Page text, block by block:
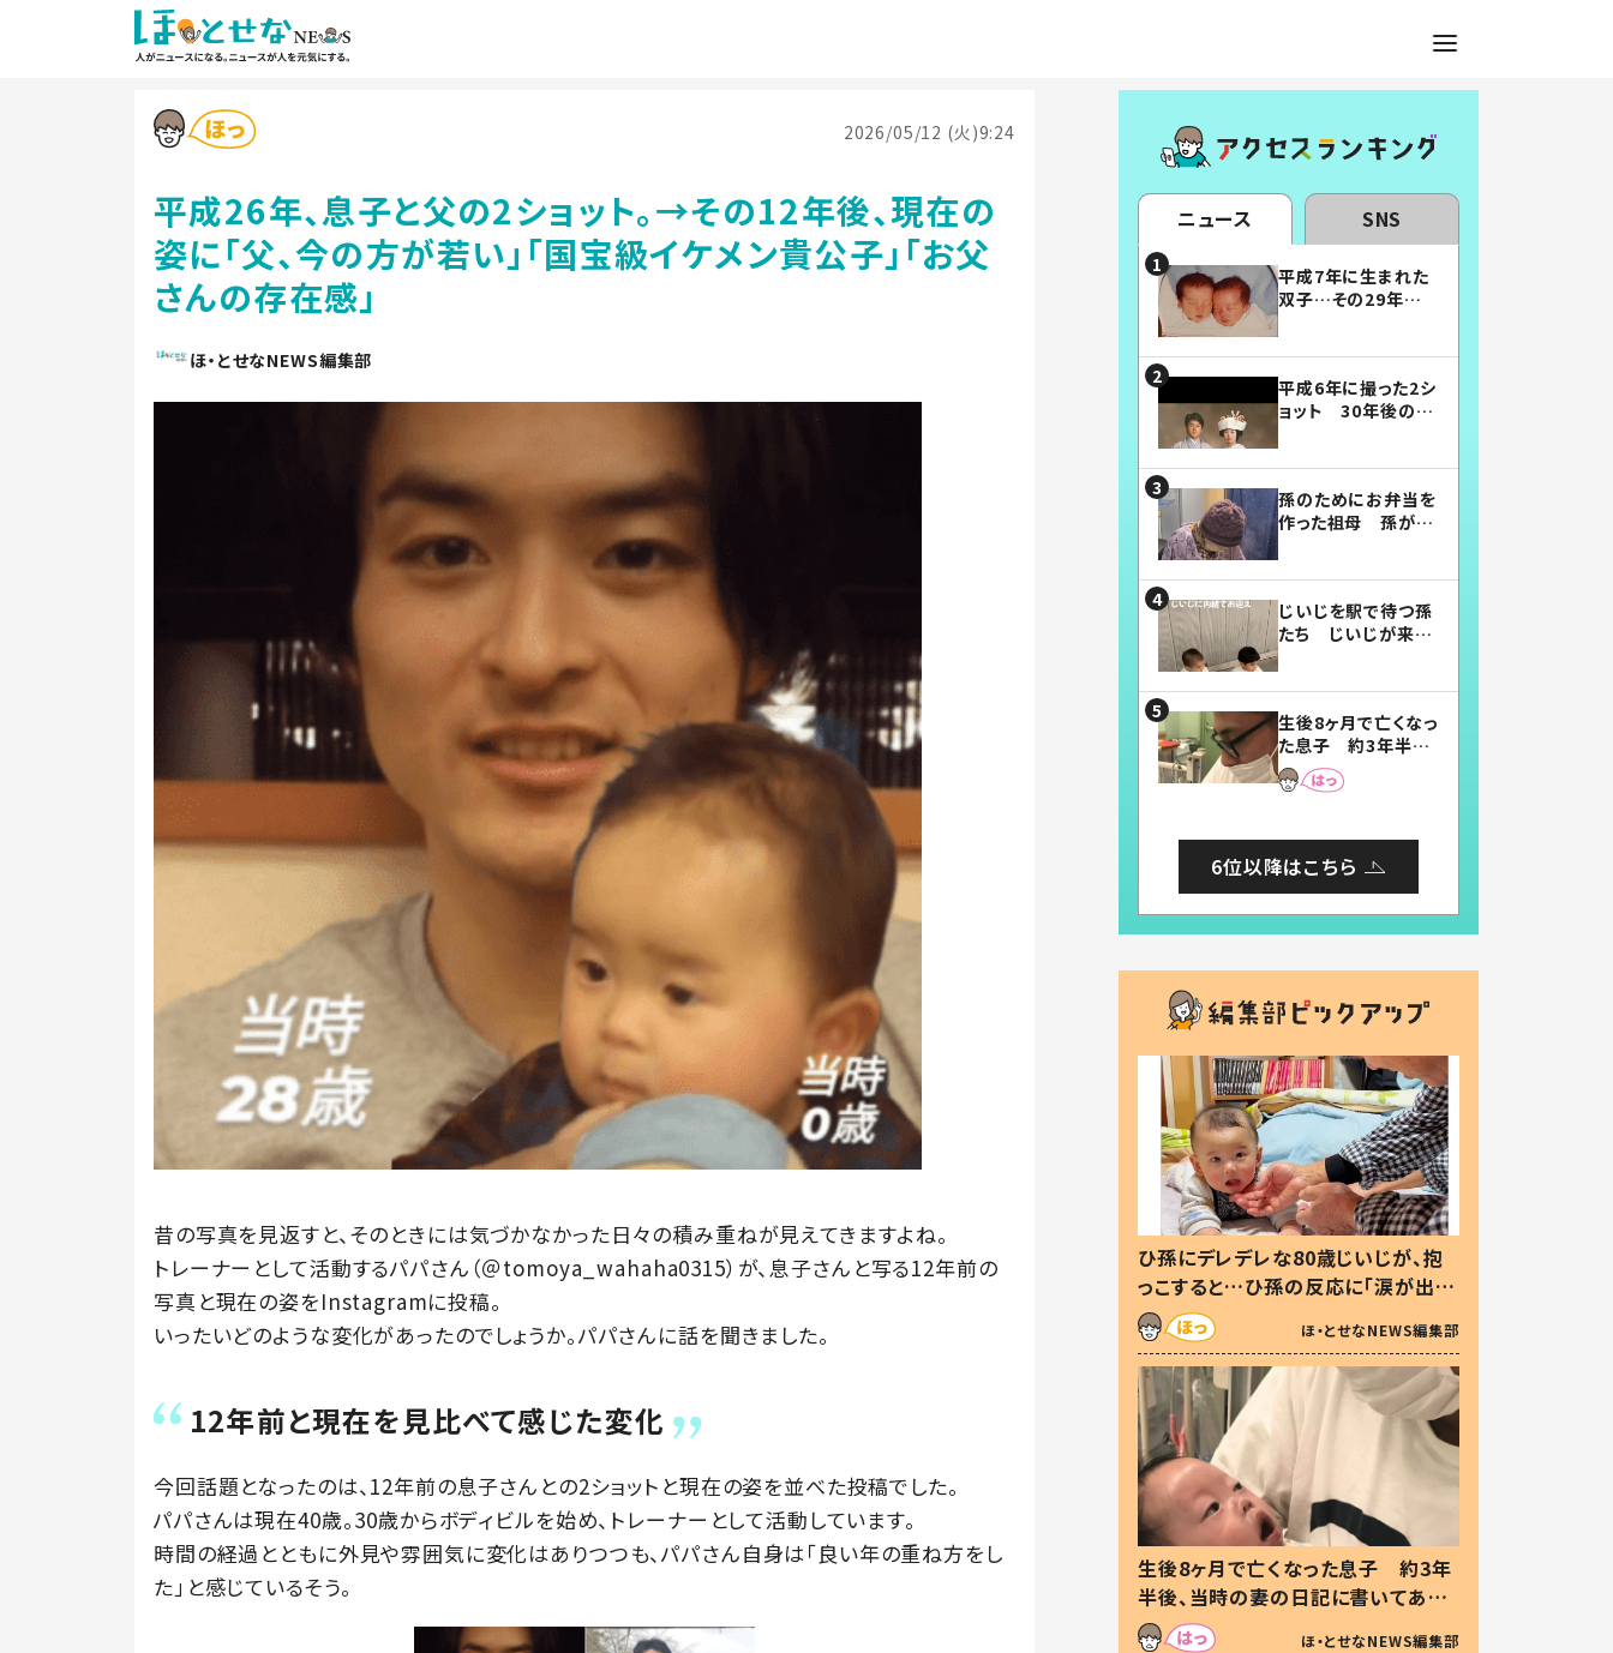
2026/05/12 (火)9:24
平成26年、息子と父の2ショット。→その12年後、現在の
姿に「父、今の方が若い」「国宝級イケメン貴公子」「お父
さんの存在感」
ほ・とせなNEWS編集部
昔の写真を見返すと、そのときには気づかなかった日々の積み重ねが見えてきますよね。
トレーナーとして活動するパパさん（＠tomoya_wahaha0315）が、息子さんと写る12年前の
写真と現在の姿をInstagramに投稿。
いったいどのような変化があったのでしょうか。パパさんに話を聞きました。
12年前と現在を見比べて感じた変化
今回話題となったのは、12年前の息子さんとの2ショットと現在の姿を並べた投稿でした。
パパさんは現在40歳。30歳からボディビルを始め、トレーナーとして活動しています。
時間の経過とともに外見や雰囲気に変化はありつつも、パパさん自身は「良い年の重ね方をし
た」と感じているそう。
ニュース SNS
平成7年に生まれた
双子…その29年後
平成6年に撮った2シ
ョット 30年後の姿
孫のためにお弁当を
作った祖母 孫が絶
じいじを駅で待つ孫
たち じいじが来た
まらない」「幸せにな
れる」
生後8ヶ月で亡くなっ
た息子 約3年半
後、当時の妻の日記
に書いてあった本音
6位以降はこちら
ひ孫にデレデレな80歳じいじが、抱
っこすると…ひ孫の反応に「涙が出ま
した」「可愛くて仕方ない」
ほ・とせなNEWS編集部
生後8ヶ月で亡くなった息子 約3年
半後、当時の妻の日記に書いてあっ
た本音とは
ほ・とせなNEWS編集部